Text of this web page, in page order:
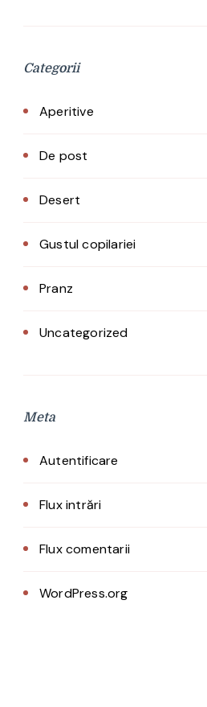
Categorii
Aperitive
De post
Desert
Gustul copilariei
Pranz
Uncategorized
Meta
Autentificare
Flux intrări
Flux comentarii
WordPress.org